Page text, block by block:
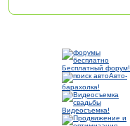
Бесплатный форум!
Авто-
барахолка!
Видеосъемка!